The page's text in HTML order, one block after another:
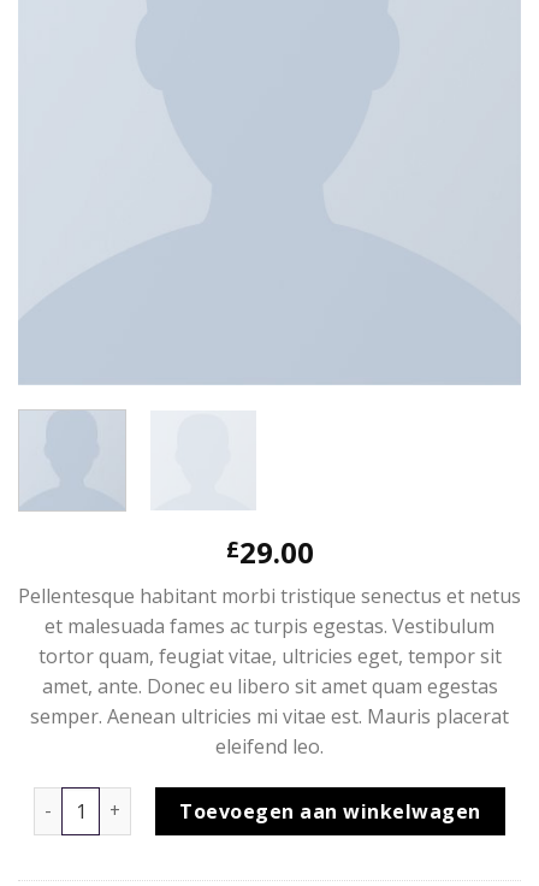
£29.00
Pellentesque habitant morbi tristique senectus et netus
et malesuada fames ac turpis egestas. Vestibulum
tortor quam, feugiat vitae, ultricies eget, tempor sit
amet, ante. Donec eu libero sit amet quam egestas
semper. Aenean ultricies mi vitae est. Mauris placerat
eleifend leo.
Ninja Silhouette aantalToevoegen aan winkelwagen